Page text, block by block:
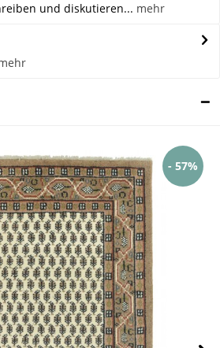
und diskutieren... mehr
- 57%